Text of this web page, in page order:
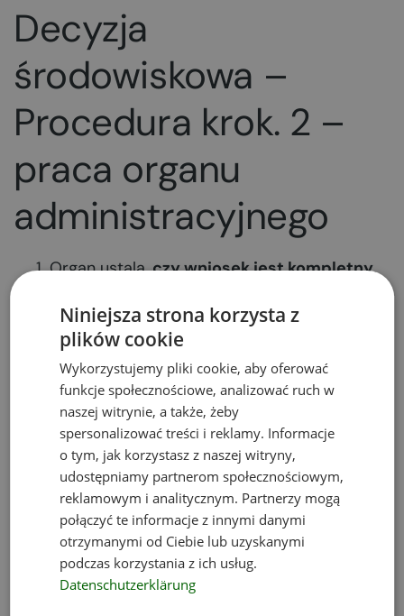
Decyzja
środowiskowa –
Procedura krok. 2 –
praca organu
administracyjnego
Organ ustala,czy wniosek jest kompletny.
załączników, organ zgłasza tzw. braki
formalne i wzywa wnioskującego do
uzupełniania dokumentu w terminie do 7 dni
od otrzymania zgłoszenia. Jeśli wnioskujący
nie zareaguje, sprawa pozostaje „bez
rozpoznania” – procedura najczęściej zostaje
umorzona a w konsekwencji nie jest
wydawana decyzja środowiskowa. Procedura
zatem musi zostać ponownie przez
Wnioskodawcę zainicjowana. Sytuacja ta
dotyczy także nieuiszczenia opłaty
skarbowej.
Niniejsza strona korzysta z
plików cookie
Wykorzystujemy pliki cookie, aby oferować
funkcje społecznościowe, analizować ruch w
naszej witrynie, a także, żeby
spersonalizować treści i reklamy. Informacje
o tym, jak korzystasz z naszej witryny,
udostępniamy partnerom społecznościowym,
reklamowym i analitycznym. Partnerzy mogą
połączyć te informacje z innymi danymi
otrzymanymi od Ciebie lub uzyskanymi
podczas korzystania z ich usług.
Datenschutzerklärung